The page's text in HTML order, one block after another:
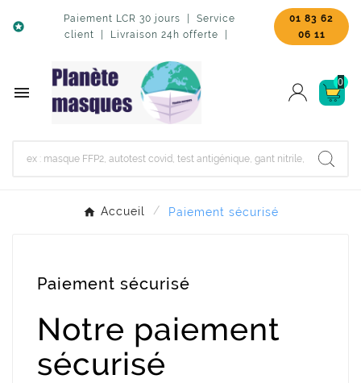

Paiement LCR 30 jours | Service
client | Livraison 24h offerte |
01 83 62
06 11

0
Accueil Paiement sécurisé
Paiement sécurisé
Notre paiement
sécurisé